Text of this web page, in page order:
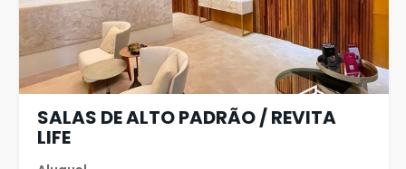
SALAS DE ALTO PADRÃO / REVITA
LIFE